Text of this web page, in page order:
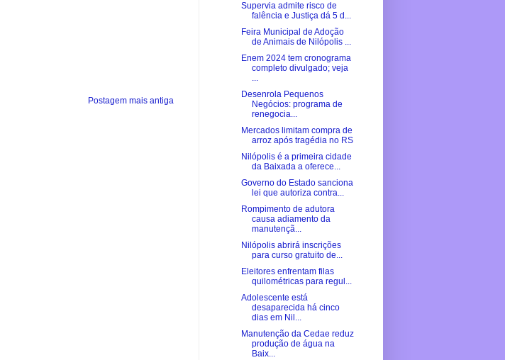
Postagem mais antiga
Supervia admite risco de
falência e Justiça dá 5 d...
Feira Municipal de Adoção
de Animais de Nilópolis ...
Enem 2024 tem cronograma
completo divulgado; veja
...
Desenrola Pequenos
Negócios: programa de
renegocia...
Mercados limitam compra de
arroz após tragédia no RS
Nilópolis é a primeira cidade
da Baixada a oferece...
Governo do Estado sanciona
lei que autoriza contra...
Rompimento de adutora
causa adiamento da
manutençã...
Nilópolis abrirá inscrições
para curso gratuito de...
Eleitores enfrentam filas
quilométricas para regul...
Adolescente está
desaparecida há cinco
dias em Nil...
Manutenção da Cedae reduz
produção de água na
Baix...